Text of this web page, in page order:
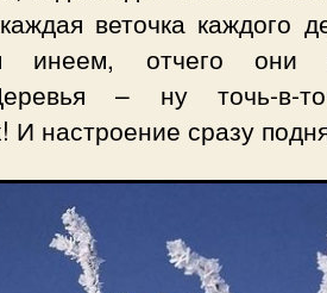
веточка каждого
инеем, отчего они
– ну точь-в-
И настроение сразу